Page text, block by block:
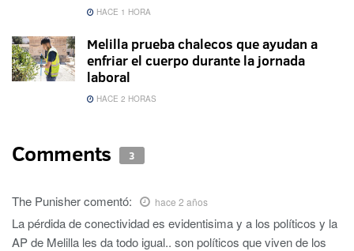
HACE 1 HORA
Melilla prueba chalecos que ayudan a
enfriar el cuerpo durante la jornada
laboral
HACE 2 HORAS
Comments 3
The Punishercomentó: hace 2 años
La pérdida de conectividad es evidentisima y a los políticos y la
AP de Melilla les da todo igual.. son políticos que viven de los